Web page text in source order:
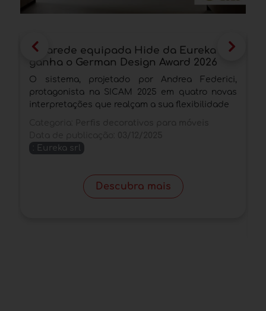
A parede equipada Hide da Eureka
ganha o German Design Award 2026
O sistema, projetado por Andrea Federici,
protagonista na SICAM 2025 em quatro novas
interpretações que realçam a sua flexibilidade
: Eureka srl
Descubra mais